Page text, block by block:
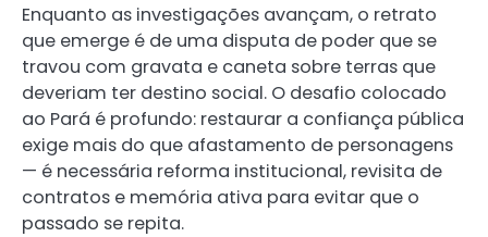
Enquanto as investigações avançam, o retrato
que emerge é de uma disputa de poder que se
travou com gravata e caneta sobre terras que
deveriam ter destino social. O desafio colocado
ao Pará é profundo: restaurar a confiança pública
exige mais do que afastamento de personagens
— é necessária reforma institucional, revisita de
contratos e memória ativa para evitar que o
passado se repita.